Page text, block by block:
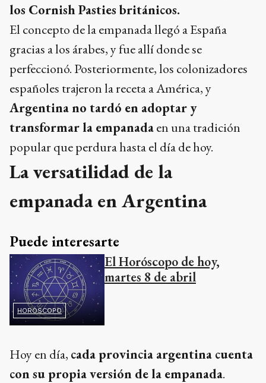
los Cornish Pasties británicos.
El concepto de la empanada llegó a España
gracias a los árabes, y fue allí donde se
perfeccionó. Posteriormente, los colonizadores
españoles trajeron la receta a América, y
Argentina no tardó en adoptar y
transformar la empanadaen una tradición
popular que perdura hasta el día de hoy.
La versatilidad de la
empanada en Argentina
Puede interesarte
HORÓSCOPO
El Horóscopo de hoy,
martes 8 de abril
Hoy en día, cada provincia argentina cuenta
con su propia versión de la empanada.